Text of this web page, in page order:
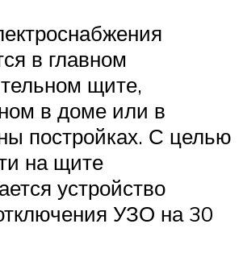
в главном
щите,
в доме или в
постройках. С целью
на щите
устройство
УЗО на 30